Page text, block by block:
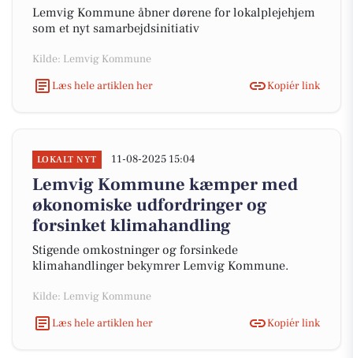
Lemvig Kommune åbner dørene for lokalplejehjem
som et nyt samarbejdsinitiativ
Kilde: Lemvig Kommune
Læs hele artiklen her
Kopiér link
LOKALT NYT 11-08-2025 15:04
Lemvig Kommune kæmper med
økonomiske udfordringer og
forsinket klimahandling
Stigende omkostninger og forsinkede
klimahandlinger bekymrer Lemvig Kommune.
Kilde: Lemvig Kommune
Læs hele artiklen her
Kopiér link